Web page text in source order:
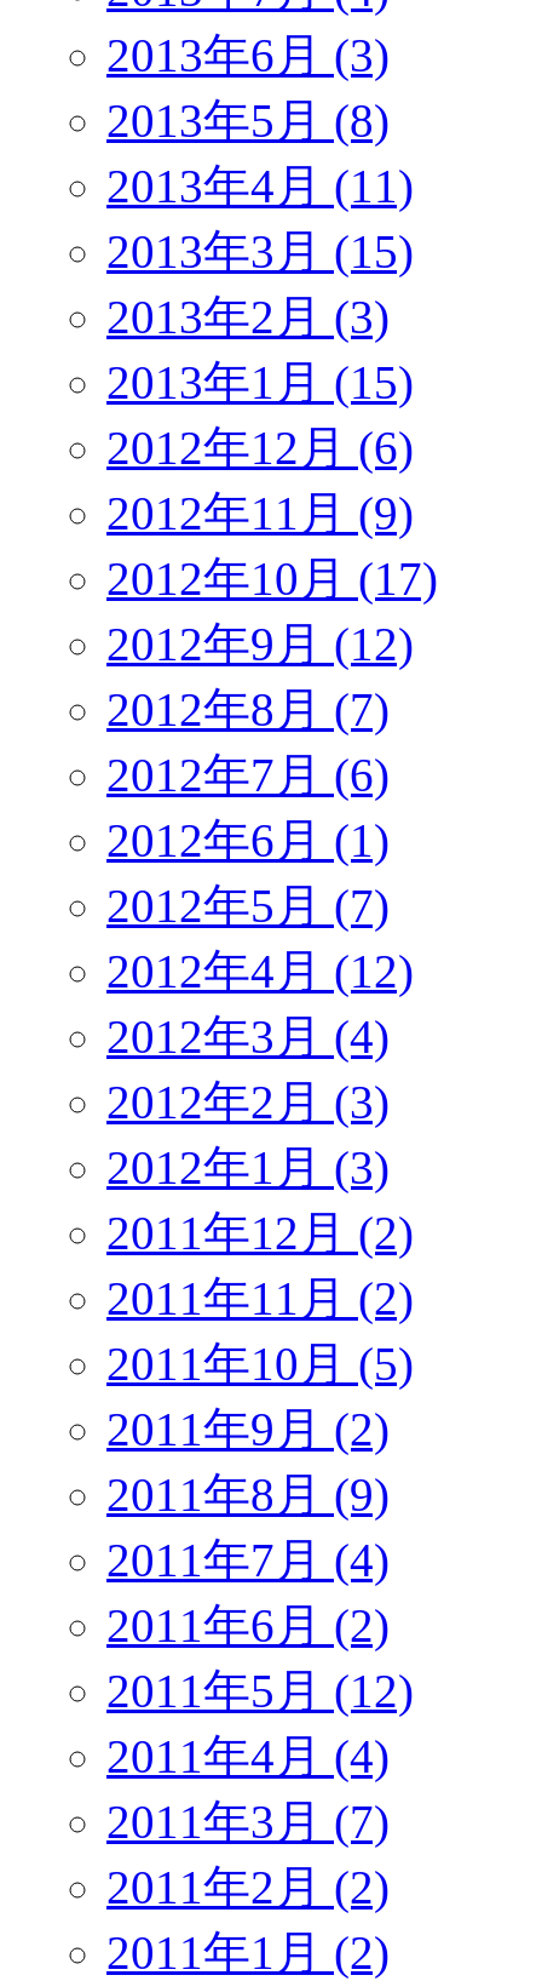
2013年6月 (3)
2013年5月 (8)
2013年4月 (11)
2013年3月 (15)
2013年2月 (3)
2013年1月 (15)
2012年12月 (6)
2012年11月 (9)
2012年10月 (17)
2012年9月 (12)
2012年8月 (7)
2012年7月 (6)
2012年6月 (1)
2012年5月 (7)
2012年4月 (12)
2012年3月 (4)
2012年2月 (3)
2012年1月 (3)
2011年12月 (2)
2011年11月 (2)
2011年10月 (5)
2011年9月 (2)
2011年8月 (9)
2011年7月 (4)
2011年6月 (2)
2011年5月 (12)
2011年4月 (4)
2011年3月 (7)
2011年2月 (2)
2011年1月 (2)